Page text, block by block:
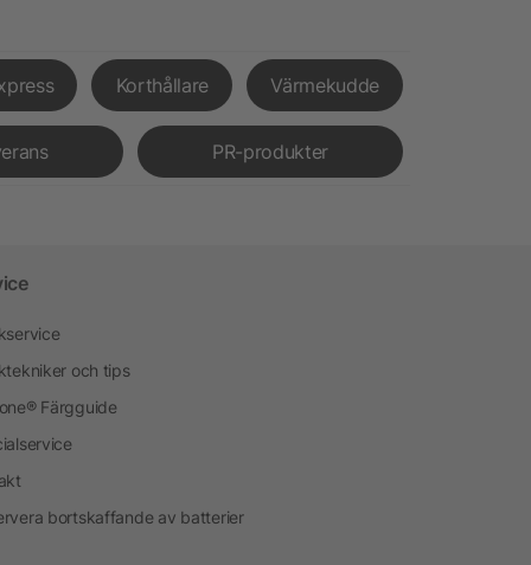
Korthållare Värmekudde
PR-produkter
och tips
Färgguide
bortskaffande av batterier